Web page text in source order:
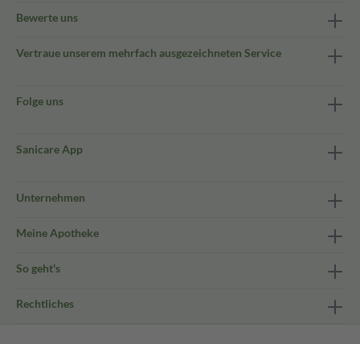
Bewerte uns
Vertraue unserem mehrfach ausgezeichneten Service
Folge uns
Sanicare App
Unternehmen
Meine Apotheke
So geht's
Rechtliches